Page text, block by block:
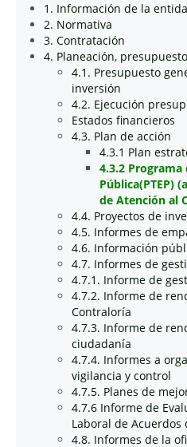
1. Información de la
2. Normativa
3. Contratación
4. Planeación,
4.1. Presupuesto
inversión
4.2. Ejecución
Estados financieros
4.3. Plan de acción
4.3.1 Plan
4.3.2 Programa
Pública(PTEP)
de Atención al
4.4. Proyectos de
4.5. Informes de
4.6. Información
4.7. Informes de
4.7.1. Informe de
4.7.2. Informe de
Contraloría
4.7.3. Informe de
ciudadanía
4.7.4. Informes a
vigilancia y control
4.7.5. Planes de
4.7.6 Informe de
Laboral de Acuerdos
4.8. Informes de la